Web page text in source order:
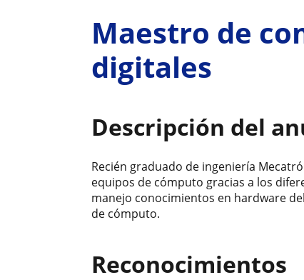
Maestro de
digitales
Descripción del
Recién graduado de ingeniería
equipos de cómputo gracias a los
manejo conocimientos en hardware
de cómputo.
Reconocimientos